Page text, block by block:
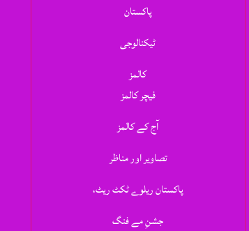
پاکستان
ٹیکنالوجی
کالمز
فیچر کالمز
آج کے کالمز
تصاویر اور مناظر
پاکستان ریلوے ٹکٹ ریٹ،
جشنِ مے فنگ